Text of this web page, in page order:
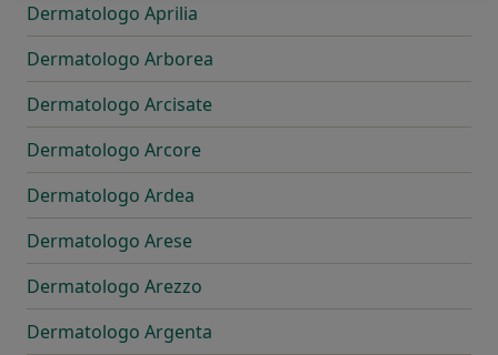
Dermatologo Aprilia
Dermatologo Arborea
Dermatologo Arcisate
Dermatologo Arcore
Dermatologo Ardea
Dermatologo Arese
Dermatologo Arezzo
Dermatologo Argenta